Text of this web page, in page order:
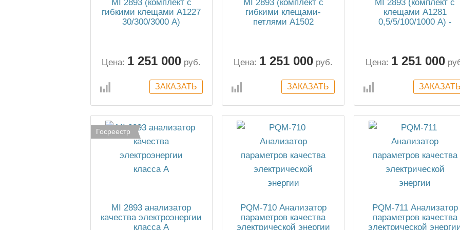
MI 2893 (комплект с
гибкими клещами А1227
30/300/3000 А)
Цена: 1 251 000 руб.
MI 2893 (комплект с
гибкими клещами-
петлями А1502
класса А
Цена: 1 251 000 руб.
MI 2893 (комплект с
клещами А1281
0,5/5/100/1000 А) -
Цена: 1 251 000
Госреестр
MI 2893 анализатор
качества электроэнергии
класса А
PQM-710 Анализатор
параметров качества
электрической энергии
PQM-711 Анализатор
параметров качества
электрической